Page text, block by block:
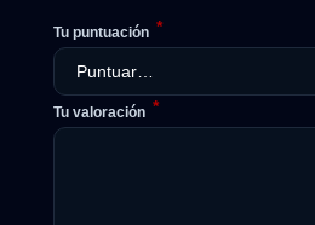
Tu puntuación *
Tu valoración *